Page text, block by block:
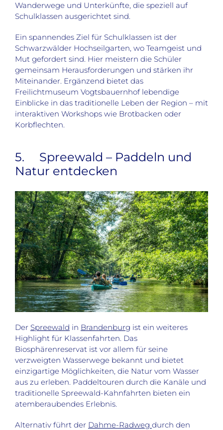
Wanderwege und Unterkünfte, die speziell auf
Schulklassen ausgerichtet sind.
Ein spannendes Ziel für Schulklassen ist der
Schwarzwälder Hochseilgarten, wo Teamgeist und
Mut gefordert sind. Hier meistern die Schüler
gemeinsam Herausforderungen und stärken ihr
Miteinander. Ergänzend bietet das
Freilichtmuseum Vogtsbauernhof lebendige
Einblicke in das traditionelle Leben der Region – mit
interaktiven Workshops wie Brotbacken oder
Korbflechten.
5. Spreewald – Paddeln und
Natur entdecken
Der Spreewald in Brandenburg ist ein weiteres
Highlight für Klassenfahrten. Das
Biosphärenreservat ist vor allem für seine
verzweigten Wasserwege bekannt und bietet
einzigartige Möglichkeiten, die Natur vom Wasser
aus zu erleben. Paddeltouren durch die Kanäle und
traditionelle Spreewald-Kahnfahrten bieten ein
atemberaubendes Erlebnis.
Alternativ führt der Dahme-Radweg durch den